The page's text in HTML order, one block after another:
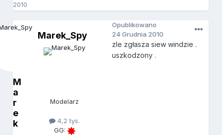
2010
M
a
r
e
k
Marek_Spy
Modelarz
4,2 tys.
GG:
Opublikowano
24 Grudnia 2010
zle zgłasza siew windzie .
uszkodzony .